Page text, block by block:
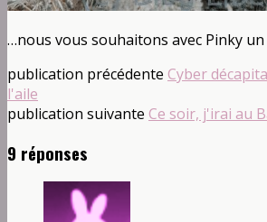
…nous vous souhaitons avec Pinky un
publication précédente Cyber
l'aile
publication suivante Ce soir, j'irai au
9 réponses